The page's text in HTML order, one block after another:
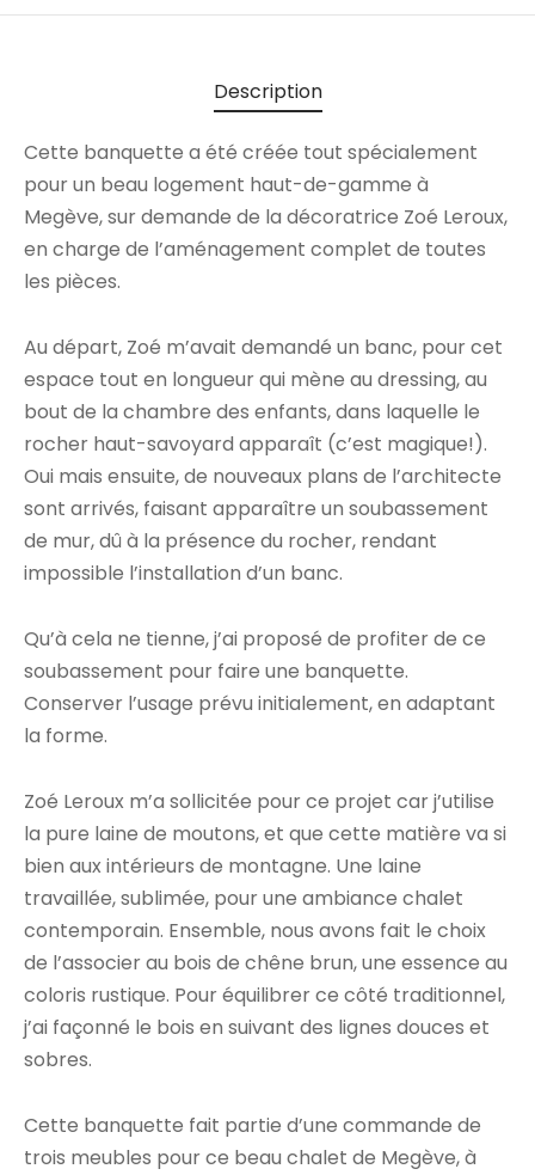
Description
Cette banquette a été créée tout spécialement
pour un beau logement haut-de-gamme à
Megève, sur demande de la décoratrice Zoé Leroux,
en charge de l’aménagement complet de toutes
les pièces.
Au départ, Zoé m’avait demandé un banc, pour cet
espace tout en longueur qui mène au dressing, au
bout de la chambre des enfants, dans laquelle le
rocher haut-savoyard apparaît (c’est magique!).
Oui mais ensuite, de nouveaux plans de l’architecte
sont arrivés, faisant apparaître un soubassement
de mur, dû à la présence du rocher, rendant
impossible l’installation d’un banc.
Qu’à cela ne tienne, j’ai proposé de profiter de ce
soubassement pour faire une banquette.
Conserver l’usage prévu initialement, en adaptant
la forme.
Zoé Leroux m’a sollicitée pour ce projet car j’utilise
la pure laine de moutons, et que cette matière va si
bien aux intérieurs de montagne. Une laine
travaillée, sublimée, pour une ambiance chalet
contemporain. Ensemble, nous avons fait le choix
de l’associer au bois de chêne brun, une essence au
coloris rustique. Pour équilibrer ce côté traditionnel,
j’ai façonné le bois en suivant des lignes douces et
sobres.
Cette banquette fait partie d’une commande de
trois meubles pour ce beau chalet de Megève, à